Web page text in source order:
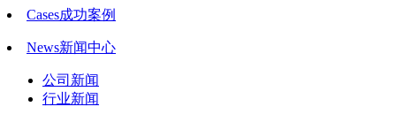
Cases成功案例
News新闻中心
公司新闻
行业新闻